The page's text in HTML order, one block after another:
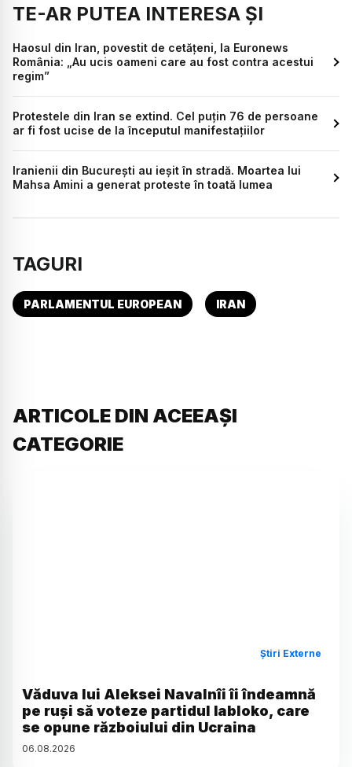
TE-AR PUTEA INTERESA ȘI
Haosul din Iran, povestit de cetățeni, la Euronews
România: „Au ucis oameni care au fost contra acestui
regim”
Protestele din Iran se extind. Cel puțin 76 de persoane
ar fi fost ucise de la începutul manifestațiilor
Iranienii din București au ieșit în stradă. Moartea lui
Mahsa Amini a generat proteste în toată lumea
TAGURI
PARLAMENTUL EUROPEAN IRAN
ARTICOLE DIN ACEEAȘI
CATEGORIE
Știri Externe
Văduva lui Aleksei Navalnîi îi îndeamnă
pe ruși să voteze partidul Iabloko, care
se opune războiului din Ucraina
06.08.2026